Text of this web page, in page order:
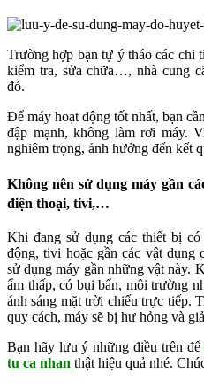
Trường hợp bạn tự ý tháo các chi
kiểm tra, sửa chữa…, nhà cung
đó.
Để máy hoạt động tốt nhất, bạn
đập mạnh, không làm rơi máy.
nghiêm trọng, ảnh hưởng đến kết
Không nên sử dụng máy gần
điện thoại, tivi,…
Khi đang sử dụng các thiết bị
động, tivi hoặc gần các vật dụng
sử dụng máy gần những vật này.
ẩm thấp, có bụi bẩn, môi trường
ánh sáng mặt trời chiếu trực tiếp.
quy cách, máy sẽ bị hư hỏng và
Bạn hãy lưu ý những điều trên để
tu ca nhan thật hiệu quả nhé.